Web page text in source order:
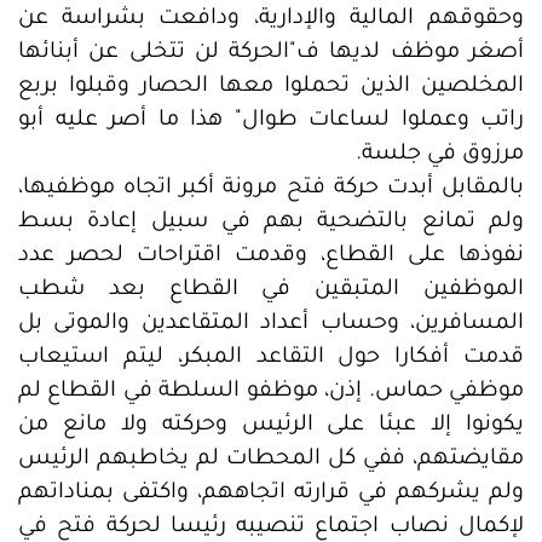
وحقوقهم المالية والإدارية، ودافعت بشراسة عن
أصغر موظف لديها ف"الحركة لن تتخلى عن أبنائها
المخلصين الذين تحملوا معها الحصار وقبلوا بربع
راتب وعملوا لساعات طوال" هذا ما أصر عليه أبو
مرزوق في جلسة.
بالمقابل أبدت حركة فتح مرونة أكبر اتجاه موظفيها،
ولم تمانع بالتضحية بهم في سبيل إعادة بسط
نفوذها على القطاع، وقدمت اقتراحات لحصر عدد
الموظفين المتبقين في القطاع بعد شطب
المسافرين، وحساب أعداد المتقاعدين والموتى بل
قدمت أفكارا حول التقاعد المبكر، ليتم استيعاب
موظفي حماس. إذن، موظفو السلطة في القطاع لم
يكونوا إلا عبئا على الرئيس وحركته ولا مانع من
مقايضتهم، ففي كل المحطات لم يخاطبهم الرئيس
ولم يشركهم في قرارته اتجاههم، واكتفى بمناداتهم
لإكمال نصاب اجتماع تنصيبه رئيسا لحركة فتح في